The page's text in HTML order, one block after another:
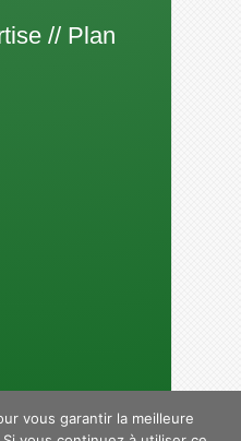
// Plan
vous garantir la meilleure